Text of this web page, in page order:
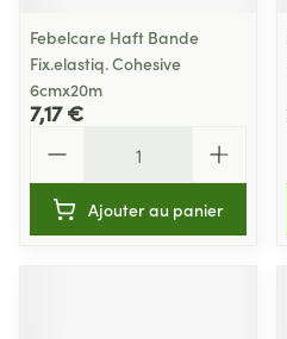
Febelcare Haft Bande
Fix.elastiq. Cohesive
6cmx20m
7,17 €
Ajouter au panier